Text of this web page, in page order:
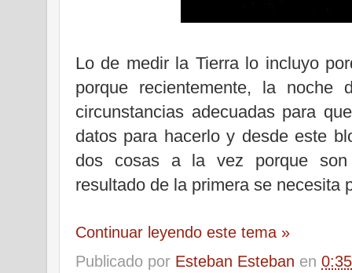
Lo de medir la Tierra lo incluyo
porque recientemente, la noche
circunstancias adecuadas para
datos para hacerlo y desde este
dos cosas a la vez porque son
resultado de la primera se necesita
Continuar leyendo este tema »
Publicado por Esteban Esteban en 0:35